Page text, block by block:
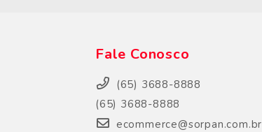
Fale Conosco
(65) 3688-8888
(65) 3688-8888
ecommerce@sorpan.com.br